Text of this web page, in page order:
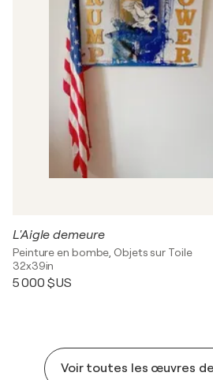
L'Aigle demeure
Peinture en bombe, Objets sur Toile
32x39in
5 000 $US
Voir toutes les œuvres de